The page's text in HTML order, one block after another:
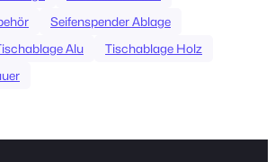
Seifenspender Ablage
Alu
Tischablage Holz